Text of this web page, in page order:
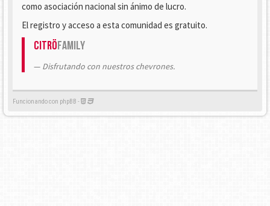
como asociación nacional sin ánimo de lucro.
El registro y acceso a esta comunidad es gratuito.
CitröFamily
Disfrutando con nuestros chevrones.
Funcionando con phpBB -